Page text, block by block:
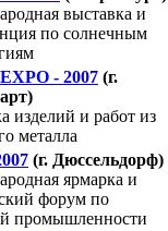
выставка и
по солнечным
- 2007 (г.
изделий и работ из
металла
(г. Дюссельдорф)
ярмарка и
форум по
промышленности